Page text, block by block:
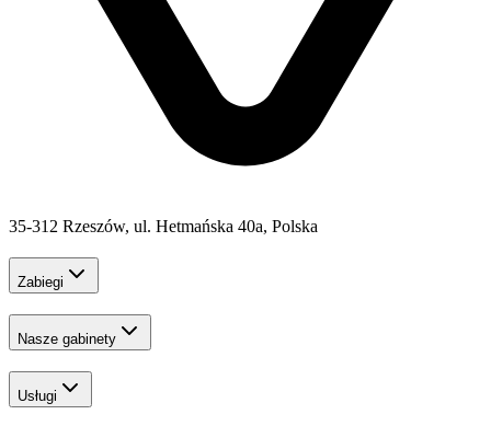
35-312 Rzeszów, ul. Hetmańska 40a, Polska
Zabiegi
Nasze gabinety
Usługi